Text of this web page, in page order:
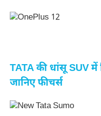
TATA की धांसू SUV में
जानिए फीचर्स